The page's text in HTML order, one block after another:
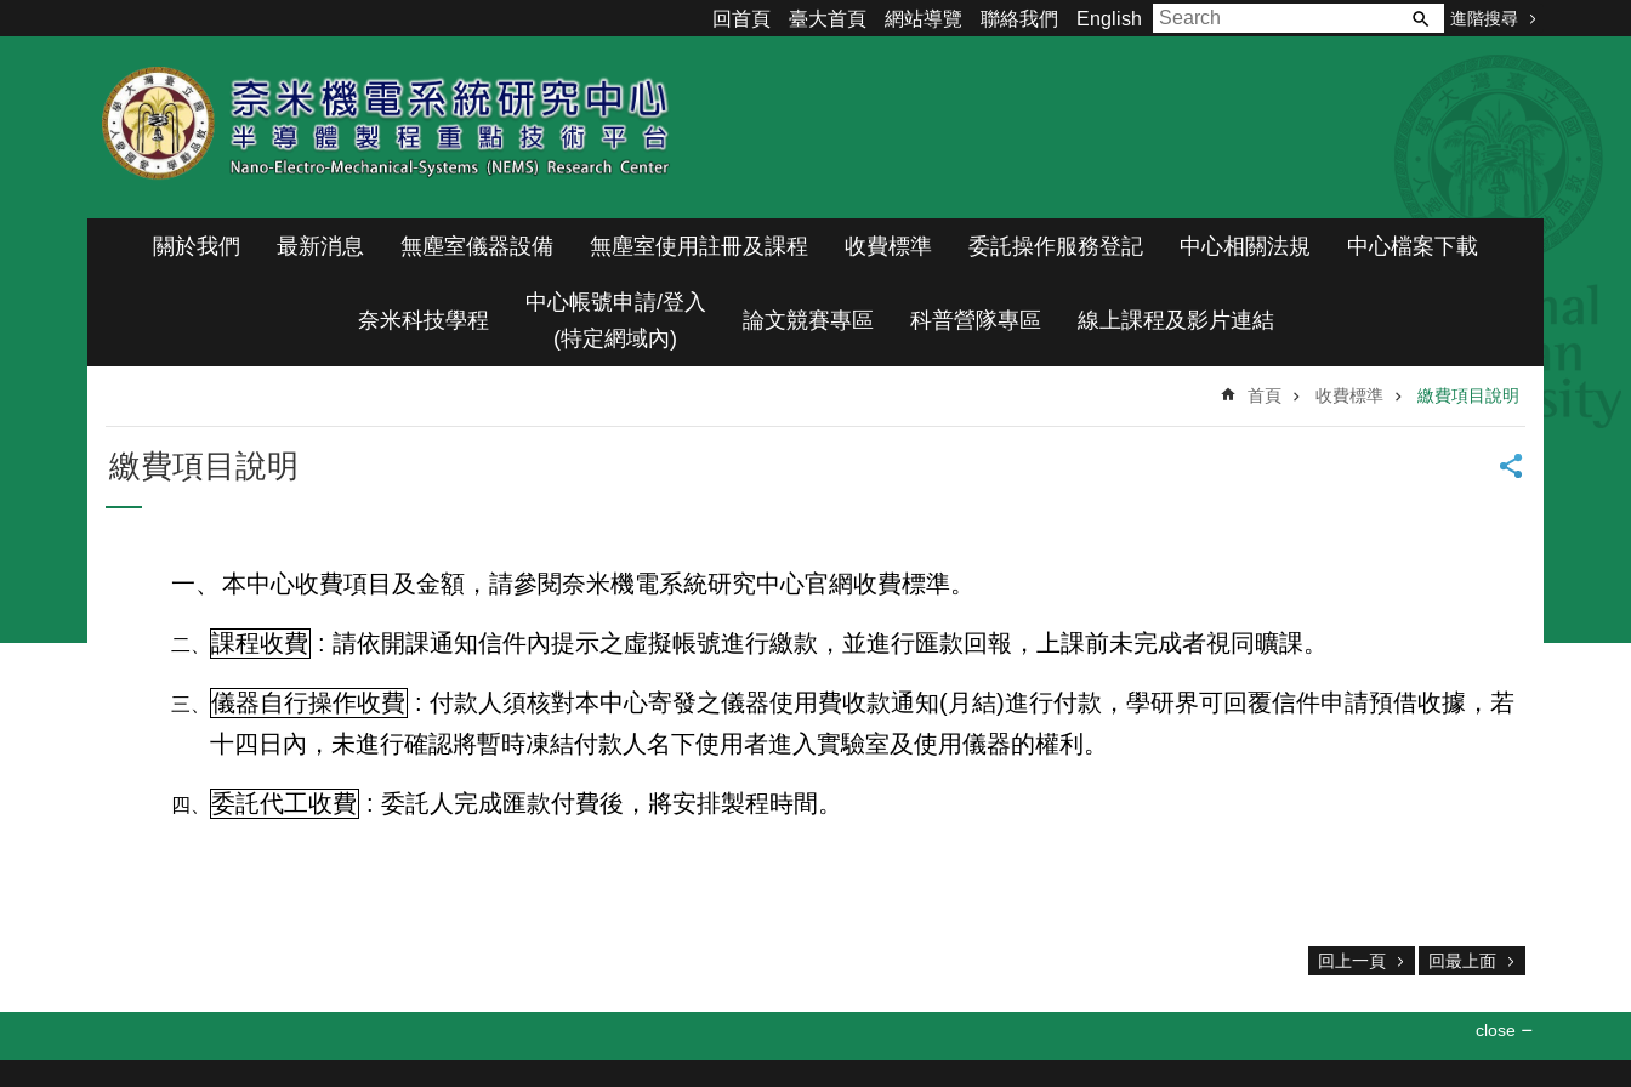
回首頁 臺大首頁 網站導覽 聯絡我們 English 進階搜尋
關於我們 最新消息 無塵室儀器設備 無塵室使用註冊及課程 收費標準 委託操作服務登記 中心相關法規 中心檔案下載
奈米科技學程
中心帳號申請/登入
(特定網域內)
論文競賽專區 科普營隊專區 線上課程及影片連結
首頁 收費標準 繳費項目說明
繳費項目說明
一、 本中心收費項目及金額，請參閱奈米機電系統研究中心官網收費標準。
二、 課程收費 : 請依開課通知信件內提示之虛擬帳號進行繳款，並進行匯款回報，上課前未完成者視同曠課。
三、 儀器自行操作收費 : 付款人須核對本中心寄發之儀器使用費收款通知(月結)進行付款，學研界可回覆信件申請預借收據，若
十四日內，未進行確認將暫時凍結付款人名下使用者進入實驗室及使用儀器的權利。
四、 委託代工收費 : 委託人完成匯款付費後，將安排製程時間。
回上一頁 回最上面
close